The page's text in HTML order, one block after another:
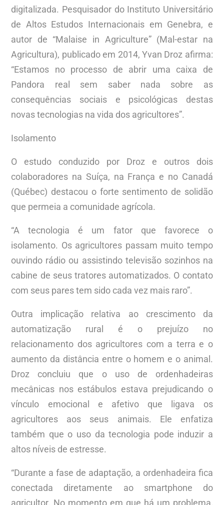
digitalizada. Pesquisador do Instituto Universitário
de Altos Estudos Internacionais em Genebra, e
autor de “Malaise in Agriculture” (Mal-estar na
Agricultura), publicado em 2014, Yvan Droz afirma:
“Estamos no processo de abrir uma caixa de
Pandora real sem saber nada sobre as
consequências sociais e psicológicas destas
novas tecnologias na vida dos agricultores”.
Isolamento
O estudo conduzido por Droz e outros dois
colaboradores na Suíça, na França e no Canadá
(Québec) destacou o forte sentimento de solidão
que permeia a comunidade agrícola.
“A tecnologia é um fator que favorece o
isolamento. Os agricultores passam muito tempo
ouvindo rádio ou assistindo televisão sozinhos na
cabine de seus tratores automatizados. O contato
com seus pares tem sido cada vez mais raro”.
Outra implicação relativa ao crescimento da
automatização rural é o prejuízo no
relacionamento dos agricultores com a terra e o
aumento da distância entre o homem e o animal.
Droz concluiu que o uso de ordenhadeiras
mecânicas nos estábulos estava prejudicando o
vínculo emocional e afetivo que ligava os
agricultores aos seus animais. Ele enfatiza
também que o uso da tecnologia pode induzir a
altos níveis de estresse.
“Durante a fase de adaptação, a ordenhadeira fica
conectada diretamente ao smartphone do
agricultor. No momento em que há um problema,